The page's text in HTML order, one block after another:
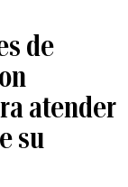
de
atender
su